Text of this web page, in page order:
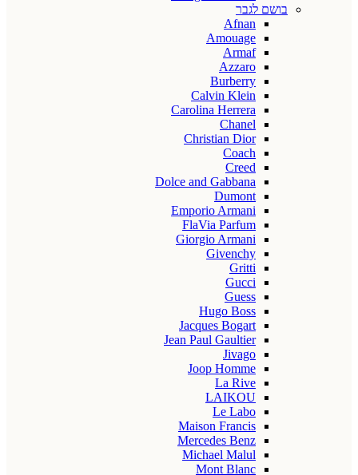
בושם לגבר
Afnan
Amouage
Armaf
Azzaro
Burberry
Calvin Klein
Carolina Herrera
Chanel
Christian Dior
Coach
Creed
Dolce and Gabbana
Dumont
Emporio Armani
FlaVia Parfum
Giorgio Armani
Givenchy
Gritti
Gucci
Guess
Hugo Boss
Jacques Bogart
Jean Paul Gaultier
Jivago
Joop Homme
La Rive
LAIKOU
Le Labo
Maison Francis
Mercedes Benz
Michael Malul
Mont Blanc